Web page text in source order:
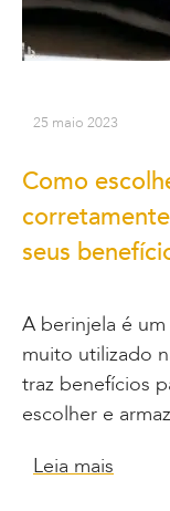
25 maio 2023
Como
seus
A berinjela é
muito utilizado
traz benefícios
escolher e
Leia mais